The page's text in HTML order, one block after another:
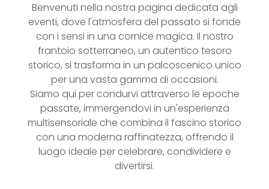
Benvenuti nella nostra pagina dedicata agli
eventi, dove l'atmosfera del passato si fonde
con i sensi in una cornice magica. Il nostro
frantoio sotterraneo, un autentico tesoro
storico, si trasforma in un palcoscenico unico
per una vasta gamma di occasioni.
Siamo qui per condurvi attraverso le epoche
passate, immergendovi in un'esperienza
multisensoriale che combina il fascino storico
con una moderna raffinatezza, offrendo il
luogo ideale per celebrare, condividere e
divertirsi.